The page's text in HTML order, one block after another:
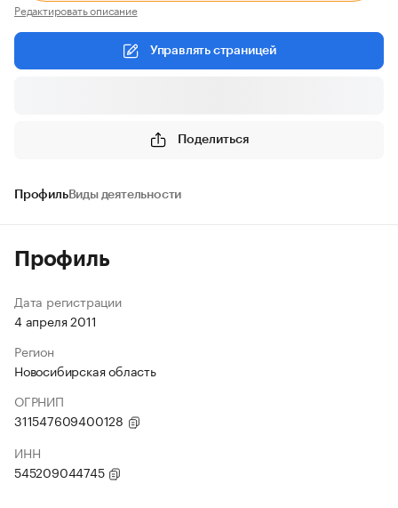
Редактировать описание
Управлять страницей
Поделиться
ПрофильВиды деятельности
Профиль
Дата регистрации
4 апреля 2011
Регион
Новосибирская область
ОГРНИП
311547609400128
ИНН
545209044745